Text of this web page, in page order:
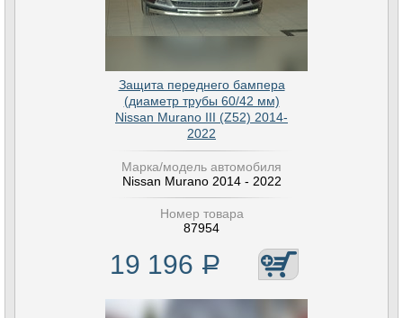
Защита переднего бампера
(диаметр трубы 60/42 мм)
Nissan Murano III (Z52) 2014-
2022
Марка/модель автомобиля
Nissan Murano 2014 - 2022
Номер товара
87954
19 196 Р